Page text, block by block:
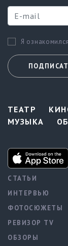
Я ознакомился
ТЕАТР
МУЗЫКА
СТАТЬИ
ИНТЕРВЬЮ
ФОТОСЮЖЕТЫ
РЕВИЗОР TV
ОБЗОРЫ